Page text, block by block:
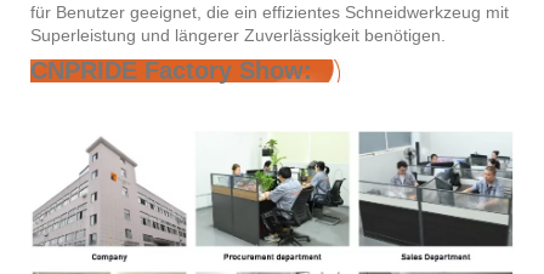
für Benutzer geeignet, die ein effizientes Schneidwerkzeug mit
Superleistung und längerer Zuverlässigkeit benötigen.
CNPRIDE Factory Show: